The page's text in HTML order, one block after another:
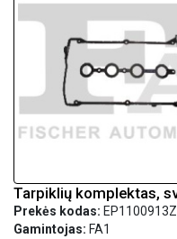
Tarpiklių komplektas,
Prekės kodas: EP1100913Z
Gamintojas: FA1